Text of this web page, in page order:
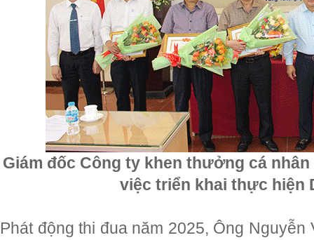
Giám đốc Công ty khen thưởng cá
việc triển khai thực hiện
Phát động thi đua năm 2025, Ông